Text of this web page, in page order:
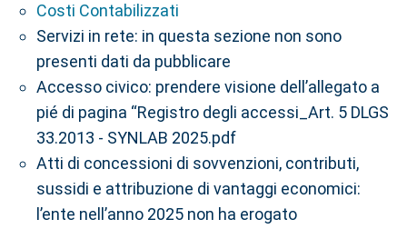
Costi Contabilizzati
Servizi in rete: in questa sezione non sono
presenti dati da pubblicare
Accesso civico: prendere visione dell’allegato a
pié di pagina “Registro degli accessi_Art. 5 DLGS
33.2013 - SYNLAB 2025.pdf
Atti di concessioni di sovvenzioni, contributi,
sussidi e attribuzione di vantaggi economici:
l’ente nell’anno 2025 non ha erogato